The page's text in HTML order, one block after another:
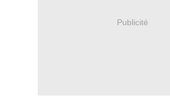
Publicité